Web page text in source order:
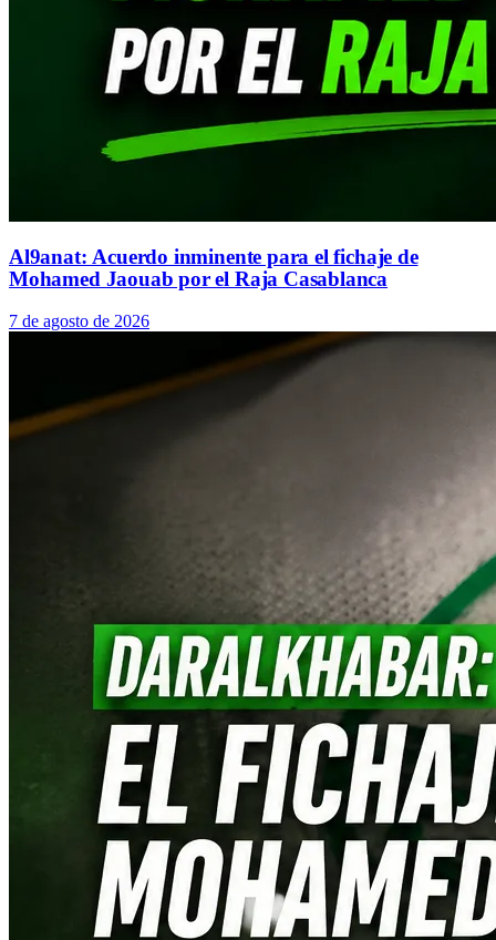
Al9anat: Acuerdo inminente para el fichaje de
Mohamed Jaouab por el Raja Casablanca
7 de agosto de 2026